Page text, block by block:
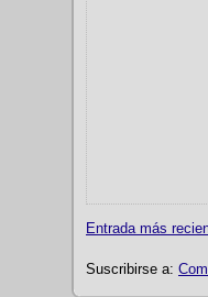
Entrada más
Suscribirse a: